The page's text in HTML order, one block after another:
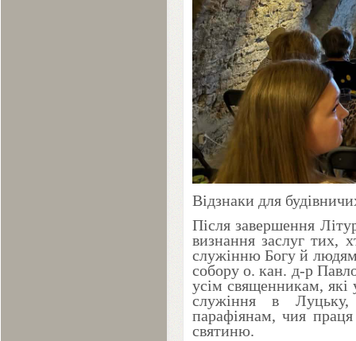
Відзнаки для
Після завершення
визнання заслуг тих,
служінню Богу й людям
собору о. кан. д-р
усім священникам, які
служіння в
парафіянам, чия праця
святиню.